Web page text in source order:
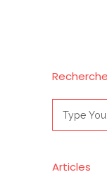
for:
Articles